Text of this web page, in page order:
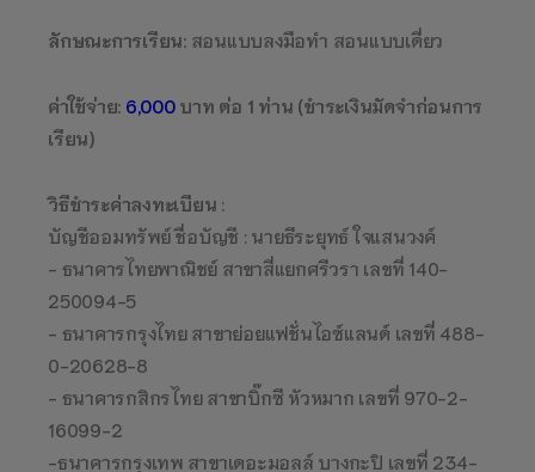
ลักษณะการเรียน:สอนแบบลงมือทำ สอนแบบเดี่ยว
ค่าใช้จ่าย: 6,000บาท ต่อ 1 ท่าน (ชำระเงินมัดจำก่อนการ
เรียน)
วิธีชำระค่าลงทะเบียน :
บัญชีออมทรัพย์ ชื่อบัญชี : นายธีระยุทธ์ ใจแสนวงค์
- ธนาคารไทยพาณิชย์ สาขาสี่แยกศรีวรา เลขที่ 140-
250094-5
- ธนาคารกรุงไทย สาขาย่อยแฟชั่นไอซ์แลนด์ เลขที่ 488-
0-20628-8
- ธนาคารกสิกรไทย สาขาบิ๊กซี หัวหมาก เลขที่ 970-2-
16099-2
-ธนาคารกรุงเทพ สาขาเดอะมอลล์ บางกะปิ เลขที่ 234-